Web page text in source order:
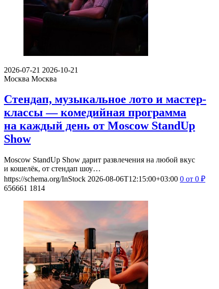
2026-07-21 2026-10-21
Москва Москва
Стендап, музыкальное лото и мастер-
классы — комедийная программа
на каждый день от Moscow StandUp
Show
Moscow StandUp Show дарит развлечения на любой вкус
и кошелёк, от стендап шоу…
https://schema.org/InStock 2026-08-06T12:15:00+03:00 0 от 0 ₽
656661 1814